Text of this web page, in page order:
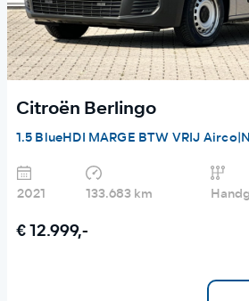
Citroën Berlingo
1.5 BlueHDI MARGE BTW VRIJ
2021 133.683 km
€ 12.999,-